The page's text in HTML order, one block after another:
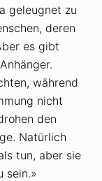
geleugnet zu
deren
es gibt
während
nicht
den
Natürlich
tun, aber sie
sein.»